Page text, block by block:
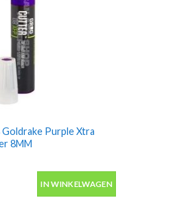
Purple Xtra
8MM
IN WINKELWAGEN